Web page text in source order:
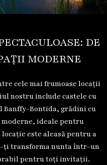
DE
MODERNE
cele mai frumoase locații
nostru include castele cu
Banffy-Bontida, grădini cu
ideale pentru
este aleasă pentru a
ți transforma nunta într-un
pentru toți invitații.